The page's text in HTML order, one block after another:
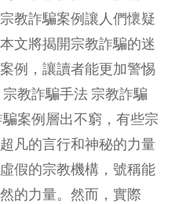
教詐騙案例讓人們懷疑
文將揭開宗教詐騙的迷
例，讓讀者能更加警惕
教詐騙手法 宗教詐騙
案例層出不窮，有些宗
凡的言行和神秘的力量
假的宗教機構，號稱能
的力量。然而，實際